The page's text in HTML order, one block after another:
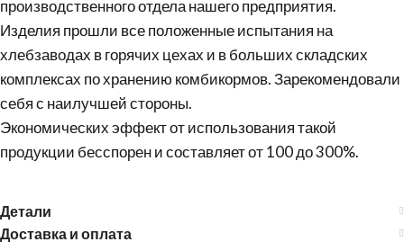
производственного отдела нашего предприятия.
Изделия прошли все положенные испытания на
хлебзаводах в горячих цехах и в больших складских
комплексах по хранению комбикормов. Зарекомендовали
себя с наилучшей стороны.
Экономических эффект от использования такой
продукции бесспорен и составляет от 100 до 300%.
Детали
Доставка и оплата